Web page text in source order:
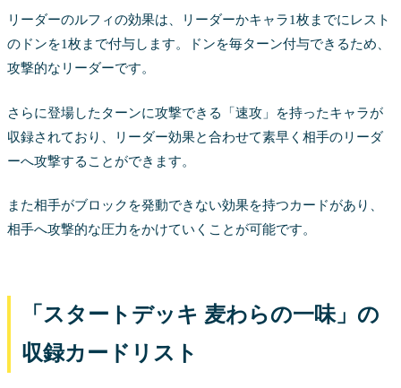
リーダーのルフィの効果は、リーダーかキャラ1枚までにレスト
のドンを1枚まで付与します。ドンを毎ターン付与できるため、
攻撃的なリーダーです。
さらに登場したターンに攻撃できる「速攻」を持ったキャラが
収録されており、リーダー効果と合わせて素早く相手のリーダ
ーへ攻撃することができます。
また相手がブロックを発動できない効果を持つカードがあり、
相手へ攻撃的な圧力をかけていくことが可能です。
「スタートデッキ 麦わらの一味」の
収録カードリスト